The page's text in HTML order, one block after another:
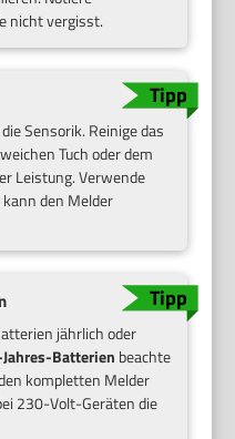
nicht vergisst.
Sensorik. Reinige das
Tuch oder dem
Leistung. Verwende
den Melder
jährlich oder
Batterien beachte
kompletten Melder
230-Volt-Geräten die